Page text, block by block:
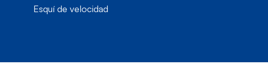
Esquí de velocidad